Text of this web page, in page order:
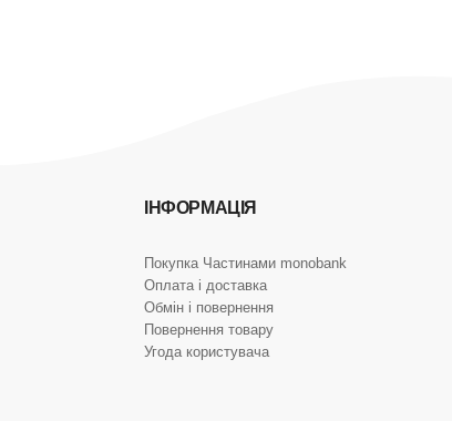
ІНФОРМАЦІЯ
Покупка Частинами monobank
Оплата і доставка
Обмін і повернення
Повернення товару
Угода користувача